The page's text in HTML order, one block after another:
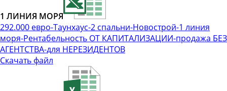
1 ЛИНИЯ МОРЯ
292.000 евро-Таунхаус-2 спальни-Новострой-1 линия
моря-Рентабельность ОТ КАПИТАЛИЗАЦИИ-продажа БЕЗ
АГЕНТСТВА-для НЕРЕЗИДЕНТОВ
Скачать файл